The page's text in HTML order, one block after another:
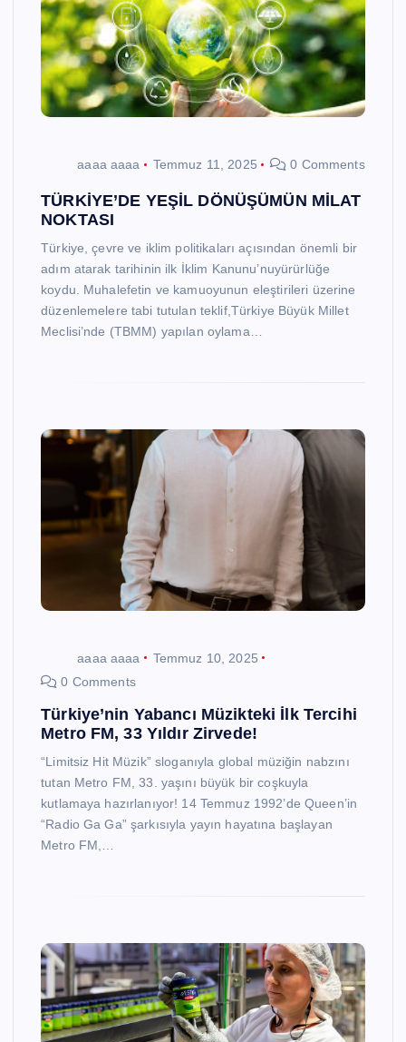
aaaa aaaa Temmuz 11, 2025 0 Comments
TÜRKİYE’DE YEŞİL DÖNÜŞÜMÜN MİLAT
NOKTASI
Türkiye, çevre ve iklim politikaları açısından önemli bir
adım atarak tarihinin ilk İklim Kanunu’nuyürürlüğe
koydu. Muhalefetin ve kamuoyunun eleştirileri üzerine
düzenlemelere tabi tutulan teklif,Türkiye Büyük Millet
Meclisi’nde (TBMM) yapılan oylama…
aaaa aaaa
Temmuz 10, 2025
0 Comments
Türkiye’nin Yabancı Müzikteki İlk Tercihi
Metro FM, 33 Yıldır Zirvede!
“Limitsiz Hit Müzik” sloganıyla global müziğin nabzını
tutan Metro FM, 33. yaşını büyük bir coşkuyla
kutlamaya hazırlanıyor! 14 Temmuz 1992’de Queen’in
“Radio Ga Ga” şarkısıyla yayın hayatına başlayan
Metro FM,…